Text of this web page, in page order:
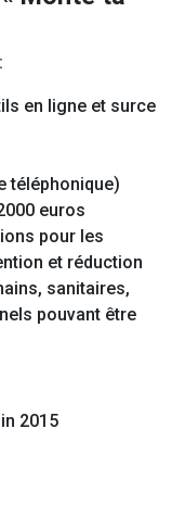
en ligne et surce
téléphonique)
euros
pour les
et réduction
sanitaires,
pouvant être
2015